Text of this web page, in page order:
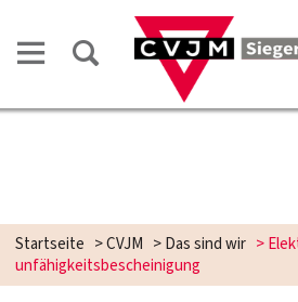
Startseite >CVJM >Das sind wir >
unfähigkeits­bescheinigung